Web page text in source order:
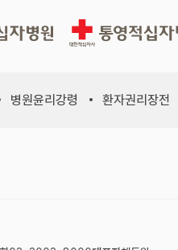
통영적십자병원
병원윤리강령 환자권리장전
창)
맹, 새 창)